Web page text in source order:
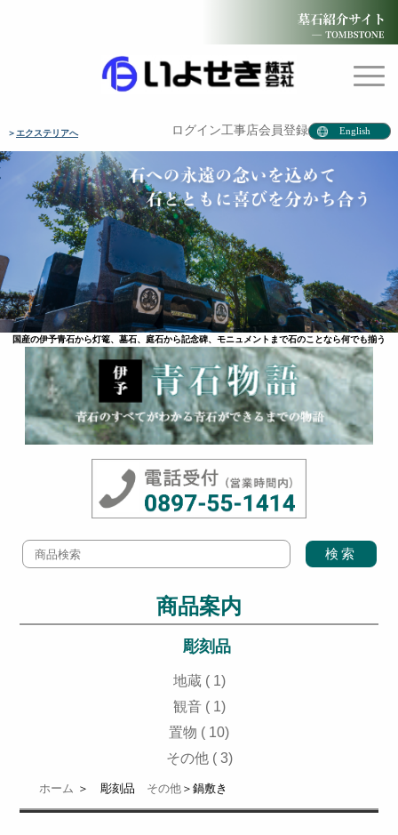
＞ エクステリア ログイン工事店会員登録 English
国産の伊予青石から灯篭、墓石、庭石から記念碑、モニュメントまで石のことなら何でも揃う
商品案内
彫刻品
地蔵 ( 1)
観音 ( 1)
置物 ( 10)
その他 ( 3)
ホーム ＞ 彫刻品 その他 ＞鍋敷き